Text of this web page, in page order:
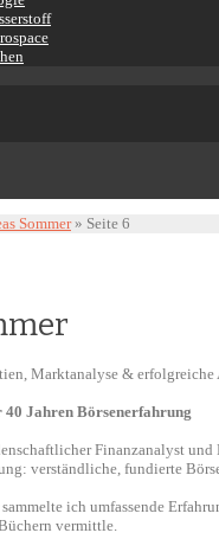
Sommer» Seite 6
Marktanalyse & erfolgreiche
40 Jahren Börsenerfahrung
Finanzanalyst
verständliche, fundierte
sammelte ich umfassende
vermittle.